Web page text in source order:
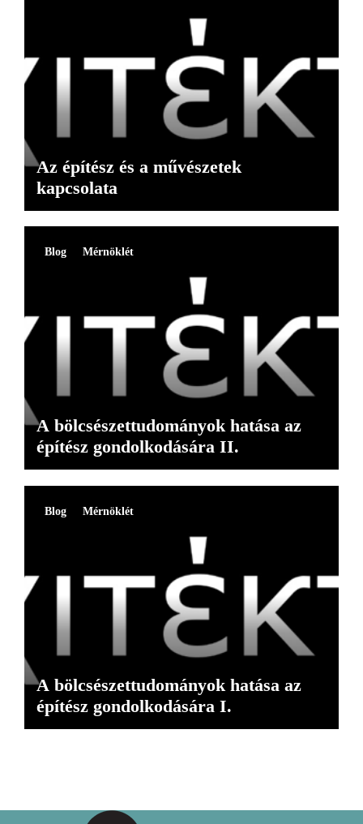
Az építész és a művészetek
kapcsolata
Blog Mérnöklét
A bölcsészettudományok hatása az
építész gondolkodására II.
Blog Mérnöklét
A bölcsészettudományok hatása az
építész gondolkodására I.